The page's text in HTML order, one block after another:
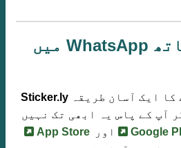
Sticker.ly کے ساتھ WhatsApp میں
کا ایک آسان طریقہ Sticker.ly
آپ کے پاس یہ ابھی تک نہیں
Google اور
App Store